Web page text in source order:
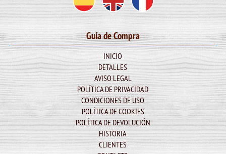
Guía de Compra
INICIO
DETALLES
AVISO LEGAL
POLÍTICA DE PRIVACIDAD
CONDICIONES DE USO
POLÍTICA DE COOKIES
POLÍTICA DE DEVOLUCIÓN
HISTORIA
CLIENTES